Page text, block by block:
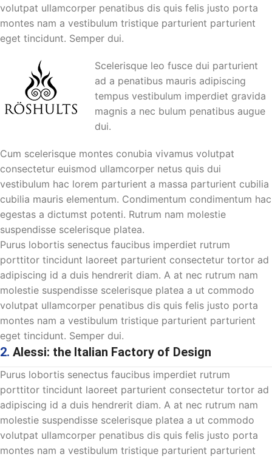
volutpat ullamcorper penatibus dis quis felis justo porta
montes nam a vestibulum tristique parturient parturient
eget tincidunt. Semper dui.
Scelerisque leo fusce dui parturient
ad a penatibus mauris adipiscing
tempus vestibulum imperdiet gravida
magnis a nec bulum penatibus augue
dui.
Cum scelerisque montes conubia vivamus volutpat
consectetur euismod ullamcorper netus quis dui
vestibulum hac lorem parturient a massa parturient cubilia
cubilia mauris elementum. Condimentum condimentum hac
egestas a dictumst potenti. Rutrum nam molestie
suspendisse scelerisque platea.
Purus lobortis senectus faucibus imperdiet rutrum
porttitor tincidunt laoreet parturient consectetur tortor ad
adipiscing id a duis hendrerit diam. A at nec rutrum nam
molestie suspendisse scelerisque platea a ut commodo
volutpat ullamcorper penatibus dis quis felis justo porta
montes nam a vestibulum tristique parturient parturient
eget tincidunt. Semper dui.
2. Alessi: the Italian Factory of Design
Purus lobortis senectus faucibus imperdiet rutrum
porttitor tincidunt laoreet parturient consectetur tortor ad
adipiscing id a duis hendrerit diam. A at nec rutrum nam
molestie suspendisse scelerisque platea a ut commodo
volutpat ullamcorper penatibus dis quis felis justo porta
montes nam a vestibulum tristique parturient parturient